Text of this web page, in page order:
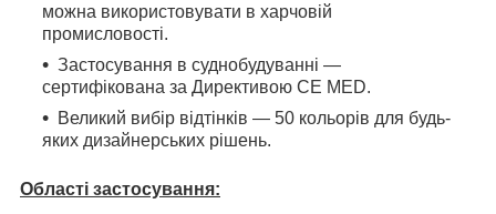
можна використовувати в харчовій
промисловості.
Застосування в суднобудуванні —
сертифікована за Директивою CE MED.
Великий вибір відтінків — 50 кольорів для будь-
яких дизайнерських рішень.
Області застосування: